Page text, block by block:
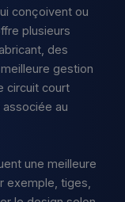
conçoivent ou
plusieurs
des
gestion
circuit court
au
une meilleure
exemple, tiges,